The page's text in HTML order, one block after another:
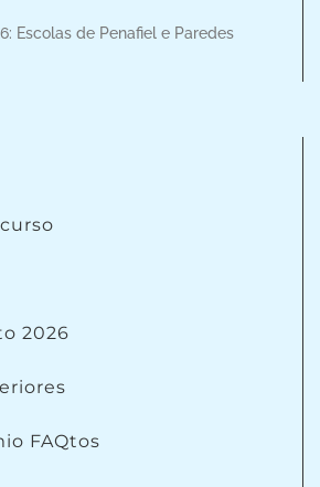
Escolas de Penafiel e Paredes
2026
FAQtos